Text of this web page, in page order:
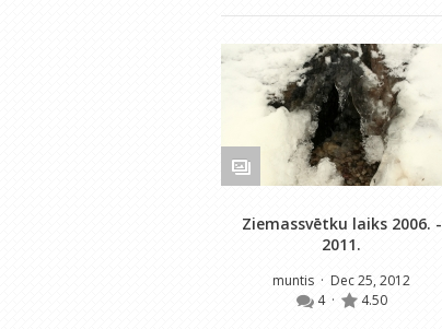
Ziemassvētku laiks 2006. -
2011.
muntis · Dec 25, 2012
4 · 4.50